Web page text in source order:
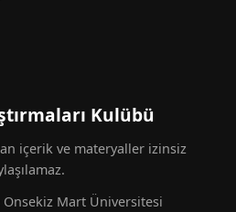
Kulübü
içerik ve materyaller izinsiz
Mart Üniversitesi